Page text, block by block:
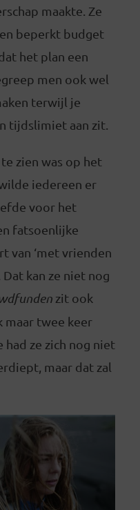
maakte. Ze
beperkt budget
het plan een
men ook wel
terwijl je
tijdslimiet aan zit.
zien was op het
iedereen er
voor het
fatsoenlijke
van ‘met vrienden
kan ze niet nog
zit ook
maar twee keer
had ze zich nog niet
maar dat zal